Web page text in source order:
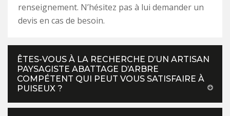
renseignement. N’hésitez pas à lui demander un
devis en cas de besoin.
ÊTES-VOUS À LA RECHERCHE D’UN ARTISAN
PAYSAGISTE ABATTAGE D’ARBRE
COMPÉTENT QUI PEUT VOUS SATISFAIRE À
PUISEUX ?